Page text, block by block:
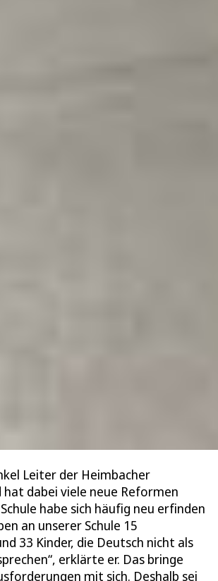
Leiter der Heimbacher
hat dabei viele neue Reformen
habe sich häufig neu erfinden
an unserer Schule 15
33 Kinder, die Deutsch nicht als
erklärte er. Das bringe
mit sich. Deshalb sei